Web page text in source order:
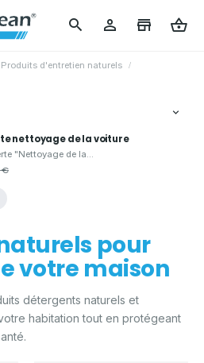
Produits d'entretien naturels
nettoyage de la voiture
"Nettoyage de la...
€
pour
votre maison
détergents naturels et
habitation tout en protégeant